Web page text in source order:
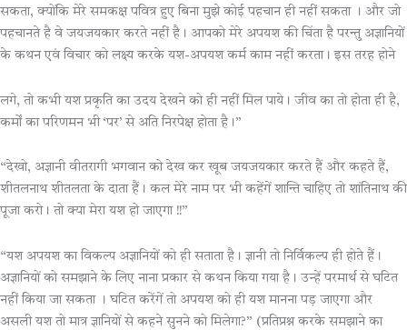
सकता, क्योंकि मेरे समकक्ष पवित्र हुए बिना मुझे कोई पहचान ही नहीं सकता । और जो
पहचानते है वे जयजयकार करते नहीं है। आपको मेरे अपयश की चिंता है परन्तु अज्ञानियों
के कथन एवं विचार को लक्ष्य करके यश-अपयश कर्म काम नहीं करता। इस तरह होने
लगे, तो कभी यश प्रकृति का उदय देखने को ही नहीं मिल पाये। जीव का तो होता ही है,
कर्मों का परिणमन भी ‘पर’ से अति निरपेक्ष होता है।”
“देखो, अज्ञानी वीतरागी भगवान को देख कर खूब जयजयकार करते हैं और कहते हैं,
शीतलनाथ शीतलता के दाता हैं। कल मेरे नाम पर भी कहेंगें शान्ति चाहिए तो शांतिनाथ की
पूजा करो। तो क्या मेरा यश हो जाएगा !!”
“यश अपयश का विकल्प अज्ञानियों को ही सताता है। ज्ञानी तो निर्विकल्प ही होते हैं।
अज्ञानियों को समझाने के लिए नाना प्रकार से कथन किया गया है। उन्हें परमार्थ से घटित
नहीं किया जा सकता । घटित करेंगें तो अपयश को ही यश मानना पड़ जाएगा और
असली यश तो मात्र ज्ञानियों से कहने सुनने को मिलेगा?” (प्रतिप्रश्न करके समझाने का